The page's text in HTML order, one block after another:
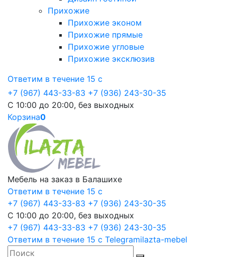
Прихожие
Прихожие эконом
Прихожие прямые
Прихожие угловые
Прихожие эксклюзив
Ответим в течение 15 с
+7 (967) 443-33-83 +7 (936) 243-30-35
С 10:00 до 20:00, без выходных
Корзина0
Мебель на заказ в Балашихе
Ответим в течение 15 с
+7 (967) 443-33-83 +7 (936) 243-30-35
С 10:00 до 20:00, без выходных
+7 (967) 443-33-83 +7 (936) 243-30-35
Ответим в течение 15 с Telegramilazta-mebel